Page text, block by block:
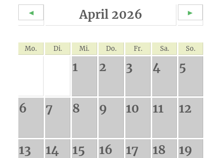
◄ April 2026 ►
Mo. Di. Mi. Do. Fr. Sa. So.
1 2 3 4 5
6 7 8 9 10 11 12
13 14 15 16 17 18 19